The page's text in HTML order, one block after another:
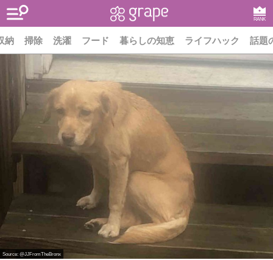
RANK
納 掃除 洗濯 フード 暮らしの知恵 ライフハック 話題
Source: @JJFromTheBronx